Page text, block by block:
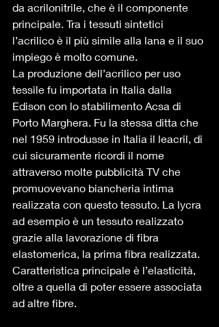
da acrilonitrile, che è il componente
principale. Tra i tessuti sintetici
l’acrilico è il più simile alla lana e il suo
impiego è molto comune.
La produzione dell’acrilico per uso
tessile fu importata in Italia dalla
Edison con lo stabilimento Acsa di
Porto Marghera. Fu la stessa ditta che
nel 1959 introdusse in Italia il leacril, di
cui sicuramente ricordi il nome
attraverso molte pubblicità TV che
promuovevano biancheria intima
realizzata con questo tessuto. La lycra
ad esempio è un tessuto realizzato
grazie alla lavorazione di fibra
elastomerica, la prima fibra realizzata.
Caratteristica principale è l’elasticità,
oltre a quella di poter essere associata
ad altre fibre.